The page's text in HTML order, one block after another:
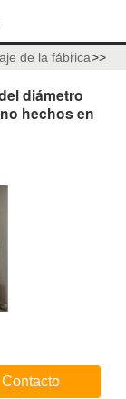
de la fábrica>>
diámetro
hechos en
Contacto